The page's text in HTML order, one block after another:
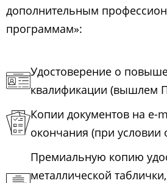
дополнительным
программам»:
Удостоверение о
квалификации (вышлем
Копии документов на e-
окончания (при условии
Премиальную копию
металлической